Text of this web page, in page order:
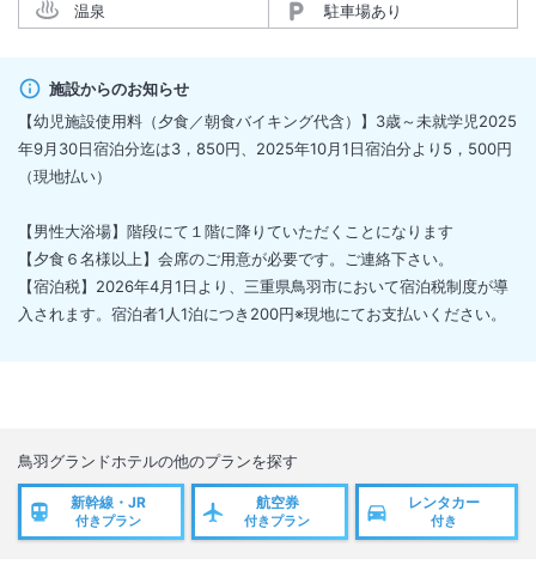
温泉
駐車場あり
施設からのお知らせ
【幼児施設使用料（夕食／朝食バイキング代含）】3歳～未就学児2025
年9月30日宿泊分迄は3，850円、2025年10月1日宿泊分より5，500円
（現地払い）
【男性大浴場】階段にて１階に降りていただくことになります
【夕食６名様以上】会席のご用意が必要です。ご連絡下さい。
【宿泊税】2026年4月1日より、三重県鳥羽市において宿泊税制度が導
入されます。宿泊者1人1泊につき200円※現地にてお支払いください。
鳥羽グランドホテルの他のプランを探す
新幹線・JR
付きプラン
航空券
付きプラン
レンタカー
付き